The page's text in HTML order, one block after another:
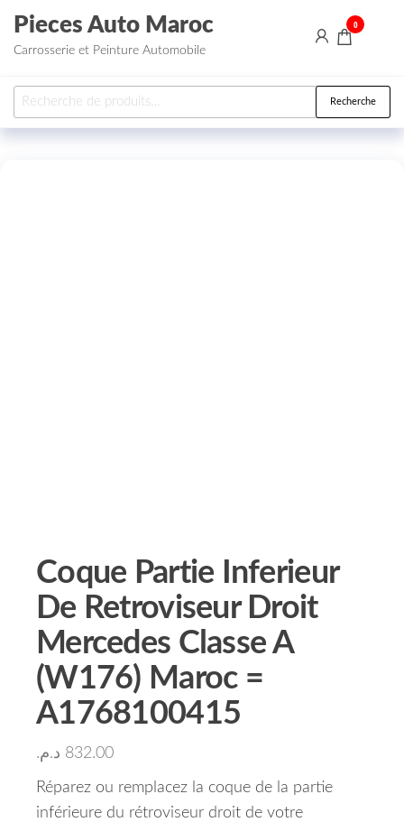
Aller au contenu
Pieces Auto Maroc
Carrosserie et Peinture Automobile
0
Recherche pour : Recherche
Coque Partie Inferieur
De Retroviseur Droit
Mercedes Classe A
(W176) Maroc =
A1768100415
832.00 د.م.
Réparez ou remplacez la coque de la partie
inférieure du rétroviseur droit de votre